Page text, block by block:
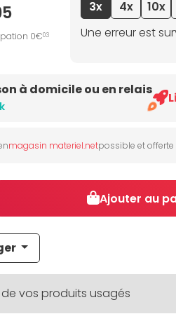
0€03
3x 4x 10x
Une erreur est
à domicile ou en relais
magasin materiel.netpossible et
Ajouter au
de vos produits usagés